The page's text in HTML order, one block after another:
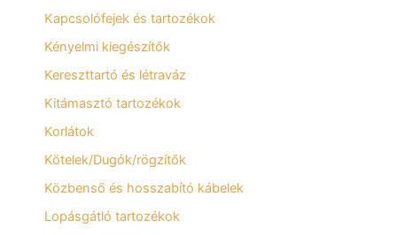
Kapcsolófejek és tartozékok
Kényelmi kiegészítők
Kereszttartó és létraváz
Kitámasztó tartozékok
Korlátok
Kötelek/Dugók/rögzítők
Közbenső és hosszabító kábelek
Lopásgátló tartozékok